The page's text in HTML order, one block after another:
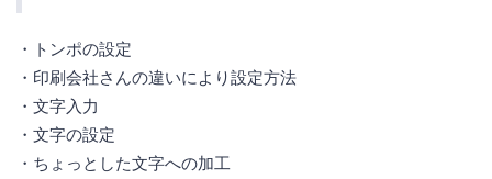
・トンポの設定
・印刷会社さんの違いにより設定方法
・文字入力
・文字の設定
・ちょっとした文字への加工